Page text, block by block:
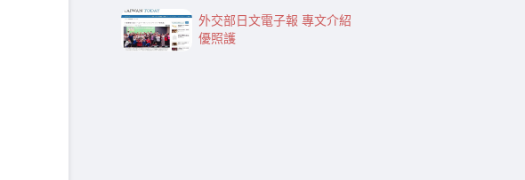
外交部日文電子報 專文介紹
優照護